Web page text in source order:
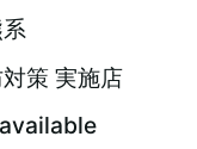
策 実施店